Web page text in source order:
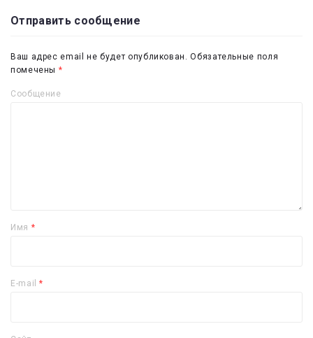
Отправить сообщение
Ваш адрес email не будет опубликован. Обязательные поля
помечены *
Сообщение
Имя *
E-mail*